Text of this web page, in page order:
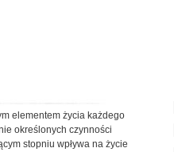
elementem życia każdego
określonych czynności
stopniu wpływa na życie